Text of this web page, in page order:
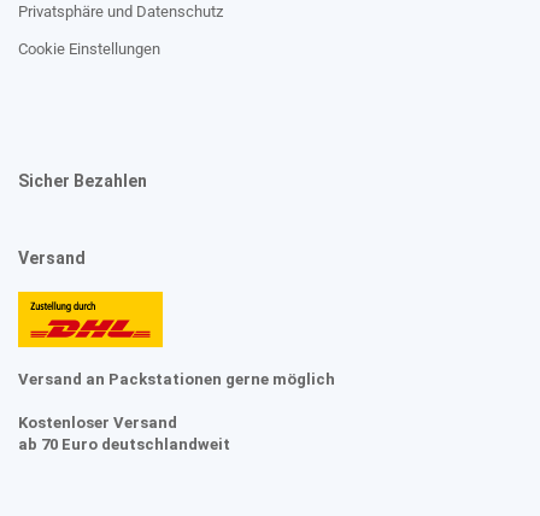
Privatsphäre und Datenschutz
Cookie Einstellungen
Sicher Bezahlen
Versand
Versand an Packstationen gerne möglich
Kostenloser Versand
ab 70 Euro deutschlandweit